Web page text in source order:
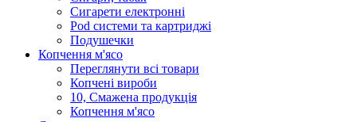
Сигарети електронні
Pod системи та картриджі
Подушечки
Копчення м'ясо
Переглянути всі товари
Копчені вироби
10, Смажена продукція
Копчення м'ясо